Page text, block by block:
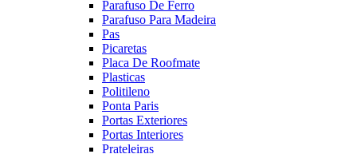
Parafuso De Ferro
Parafuso Para Madeira
Pas
Picaretas
Placa De Roofmate
Plasticas
Politileno
Ponta Paris
Portas Exteriores
Portas Interiores
Prateleiras